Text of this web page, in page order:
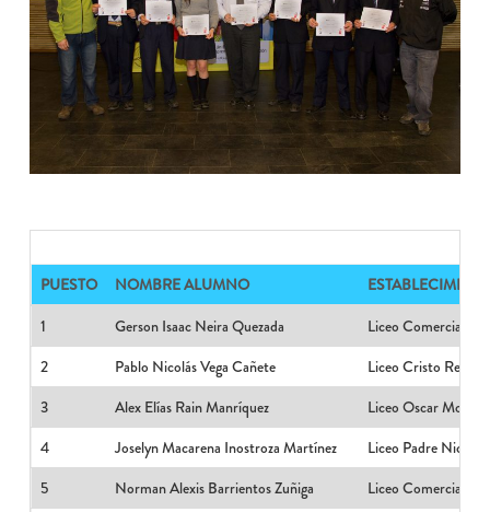
PUESTO NOMBRE ALUMNO
1
Gerson Isaac Neira Quezada
Liceo Comercial
2
Pablo Nicolás Vega Cañete
Liceo Cristo Rey
3
Alex Elías Rain Manríquez
Liceo Oscar Moser
4
Joselyn Macarena Inostroza Martínez
Liceo Padre Nicolás
5
Norman Alexis Barrientos Zuñiga
Liceo Comercial